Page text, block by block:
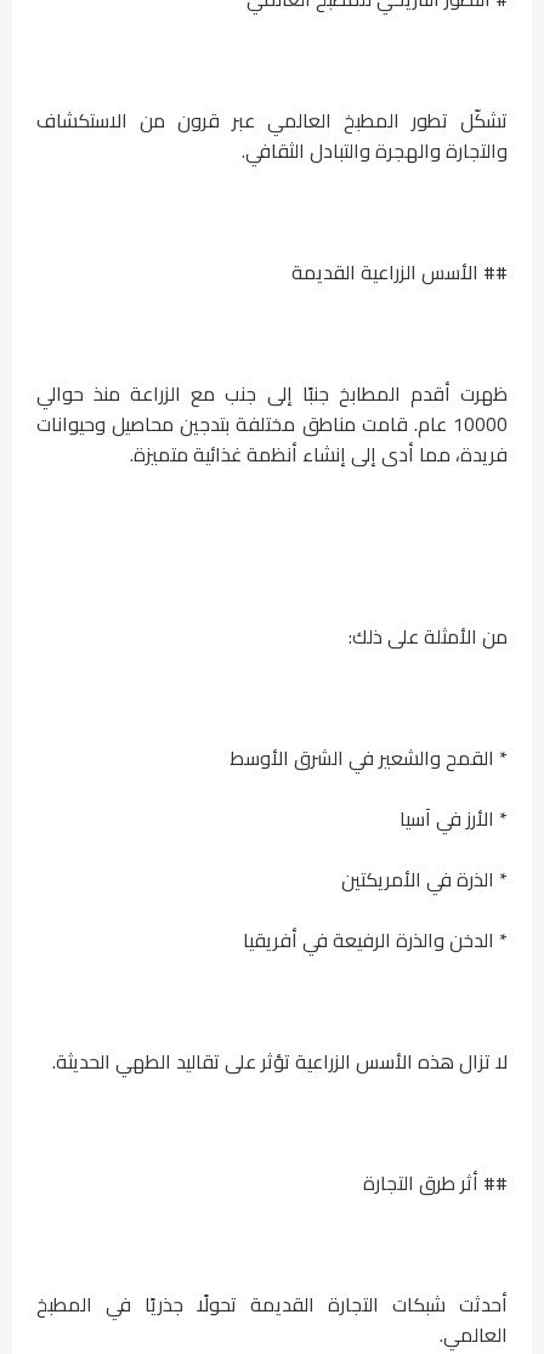
تشكّل تطور المطبخ العالمي عبر قرون من الاستكشاف
والتجارة والهجرة والتبادل الثقافي.
## الأسس الزراعية القديمة
ظهرت أقدم المطابخ جنبًا إلى جنب مع الزراعة منذ حوالي
10000 عام. قامت مناطق مختلفة بتدجين محاصيل وحيوانات
فريدة، مما أدى إلى إنشاء أنظمة غذائية متميزة.
من الأمثلة على ذلك:
* القمح والشعير في الشرق الأوسط
* الأرز في آسيا
* الذرة في الأمريكتين
* الدخن والذرة الرفيعة في أفريقيا
لا تزال هذه الأسس الزراعية تؤثر على تقاليد الطهي الحديثة.
## أثر طرق التجارة
أحدثت شبكات التجارة القديمة تحولًا جذريًا في المطبخ
العالمي.